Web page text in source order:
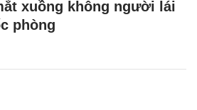
xuồng không người lái
phòng